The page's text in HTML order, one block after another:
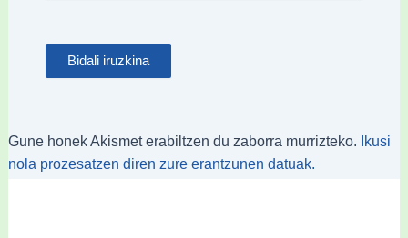
Gune honek Akismet erabiltzen du zaborra murrizteko.
Ikusi
nola prozesatzen diren zure erantzunen datuak.